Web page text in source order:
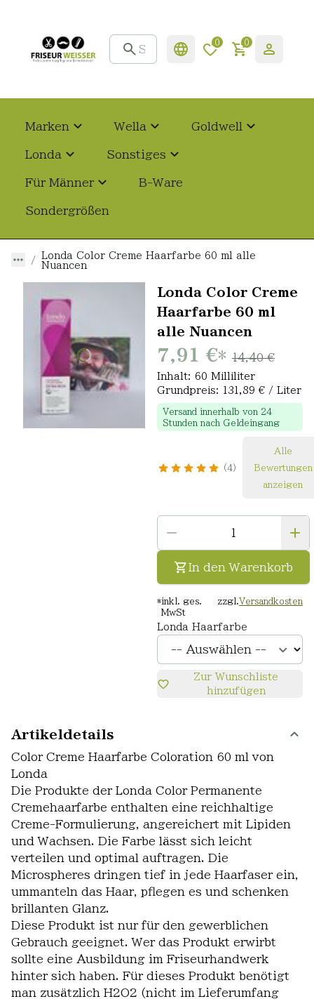
0 0
Marken Wella Goldwell
Londa Sonstiges
Für Männer B-Ware
Sondergrößen
Londa Color Creme Haarfarbe 60 ml alle
Nuancen
Londa Color Creme
Haarfarbe 60 ml
alle Nuancen
7,91 €* 14,40 €
Inhalt: 60 Milliliter
Grundpreis: 131,89 € / Liter
Versand innerhalb von 24
Stunden nach Geldeingang
4
Alle
Bewertungen
anzeigen
In den Warenkorb
*inkl. ges.
MwSt
zzgl. Versandkosten
Londa Haarfarbe
Zur Wunschliste
hinzufügen
Artikeldetails
Color Creme Haarfarbe Coloration 60 ml von
Londa
Die Produkte der Londa Color Permanente
Cremehaarfarbe enthalten eine reichhaltige
Creme-Formulierung, angereichert mit Lipiden
und Wachsen. Die Farbe lässt sich leicht
verteilen und optimal auftragen. Die
Microspheres dringen tief in jede Haarfaser ein,
ummanteln das Haar, pflegen es und schenken
brillanten Glanz.
Diese Produkt ist nur für den gewerblichen
Gebrauch geeignet. Wer das Produkt erwirbt
sollte eine Ausbildung im Friseurhandwerk
hinter sich haben. Für dieses Produkt benötigt
man zusätzlich H2O2 (nicht im Lieferumfang